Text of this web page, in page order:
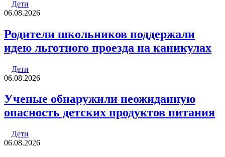
Дети
06.08.2026
Родители школьников поддержали
идею льготного проезда на каникулах
Дети
06.08.2026
Ученые обнаружили неожиданную
опасность детских продуктов питания
Дети
06.08.2026